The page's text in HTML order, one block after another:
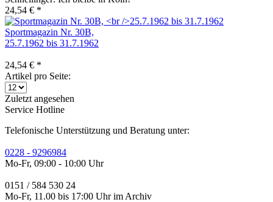
24,54 € *
Sportmagazin Nr. 30B,
25.7.1962 bis 31.7.1962
24,54 € *
Artikel pro Seite:
Zuletzt angesehen
Service Hotline
Telefonische Unterstützung und Beratung unter:
0228 - 9296984
Mo-Fr, 09:00 - 10:00 Uhr
0151 / 584 530 24
Mo-Fr, 11.00 bis 17:00 Uhr im Archiv